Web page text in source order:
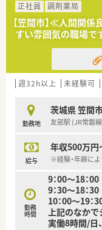
正社員
調剤薬局
【笠間市】≪人間関
すい雰囲気の職場で
週32h以上 未経験可
勤務地
茨城県 笠間
友部駅 (JR常磐
給与
年収500万円
※経験・年齢に
勤務
時間
9：00〜18：00
9：30〜18：30
10：00〜19：
上記のなかで
実働8時間/日